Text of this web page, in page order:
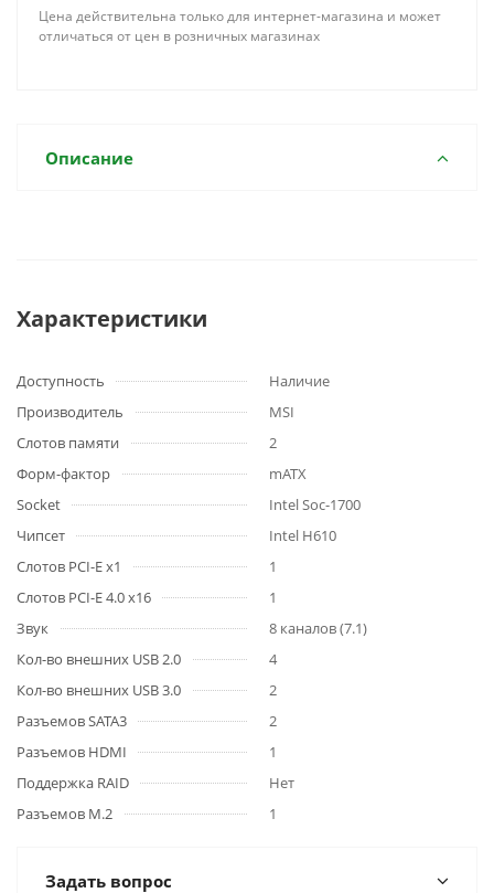
Цена действительна только для интернет-магазина и может
отличаться от цен в розничных магазинах
Описание
Характеристики
Доступность
Наличие
Производитель
MSI
Слотов памяти
2
Форм-фактор
mATX
Socket
Intel Soc-1700
Чипсет
Intel H610
Слотов PCI-E x1
1
Слотов PCI-E 4.0 x16
1
Звук
8 каналов (7.1)
Кол-во внешних USB 2.0
4
Кол-во внешних USB 3.0
2
Разъемов SATA3
2
Разъемов HDMI
1
Поддержка RAID
Нет
Разъемов M.2
1
Задать вопрос